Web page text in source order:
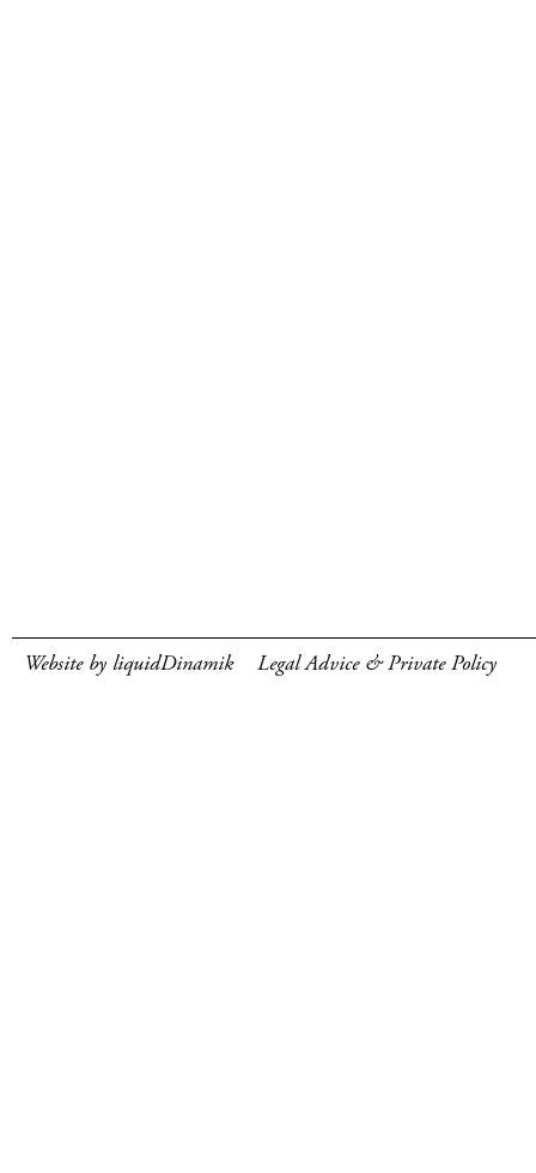
Website by liquidDinamik Legal Advice & Private Policy